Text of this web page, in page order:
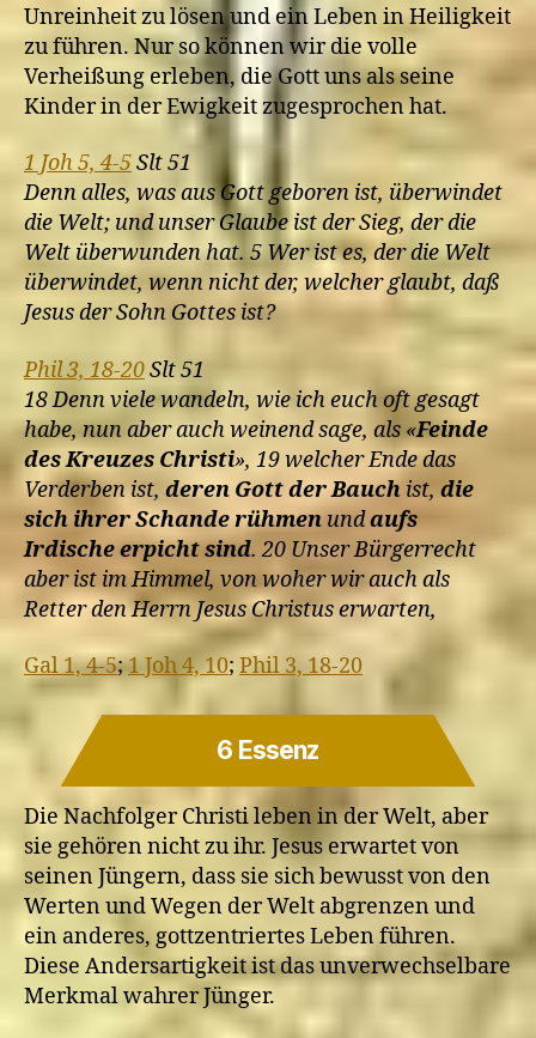
Unreinheit zu lösen und ein Leben in Heiligkeit
zu führen. Nur so können wir die volle
Verheißung erleben, die Gott uns als seine
Kinder in der Ewigkeit zugesprochen hat.
1 Joh 5, 4-5Slt 51
Denn alles, was aus Gott geboren ist, überwindet
die Welt; und unser Glaube ist der Sieg, der die
Welt überwunden hat. 5 Wer ist es, der die Welt
überwindet, wenn nicht der, welcher glaubt, daß
Jesus der Sohn Gottes ist?
Phil 3, 18-20Slt 51
18 Denn viele wandeln, wie ich euch oft gesagt
habe, nun aber auch weinend sage, als «Feinde
des Kreuzes Christi», 19 welcher Ende das
Verderben ist, deren Gott der Bauch ist, die
sich ihrer Schande rühmen undaufs
Irdische erpicht sind. 20 Unser Bürgerrecht
aber ist im Himmel, von woher wir auch als
Retter den Herrn Jesus Christus erwarten,
Gal 1, 4-5;1 Joh 4, 10; Phil 3, 18-20
6 Essenz
Die Nachfolger Christi leben in der Welt, aber
sie gehören nicht zu ihr. Jesus erwartet von
seinen Jüngern, dass sie sich bewusst von den
Werten und Wegen der Welt abgrenzen und
ein anderes, gottzentriertes Leben führen.
Diese Andersartigkeit ist das unverwechselbare
Merkmal wahrer Jünger.